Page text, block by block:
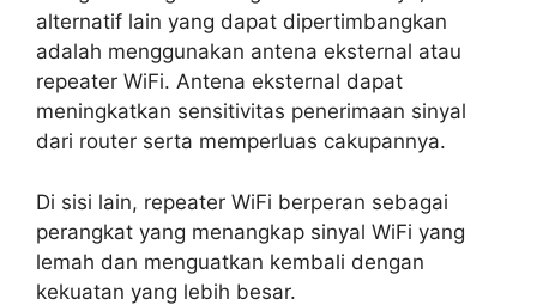
alternatif lain yang dapat dipertimbangkan
adalah menggunakan antena eksternal atau
repeater WiFi. Antena eksternal dapat
meningkatkan sensitivitas penerimaan sinyal
dari router serta memperluas cakupannya.
Di sisi lain, repeater WiFi berperan sebagai
perangkat yang menangkap sinyal WiFi yang
lemah dan menguatkan kembali dengan
kekuatan yang lebih besar.